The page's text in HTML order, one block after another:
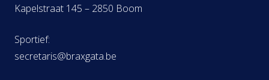
Kapelstraat 145 – 2850 Boom
Sportief:
secretaris@braxgata.be